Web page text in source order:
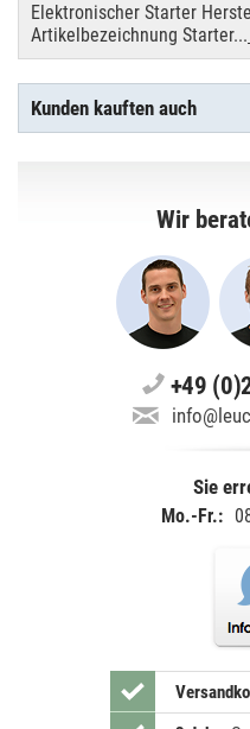
Elektronischer Starter
Artikelbezeichnung Starter...
Kunden kauften auch
Wir
+49
Sie
Mo.-Fr.: